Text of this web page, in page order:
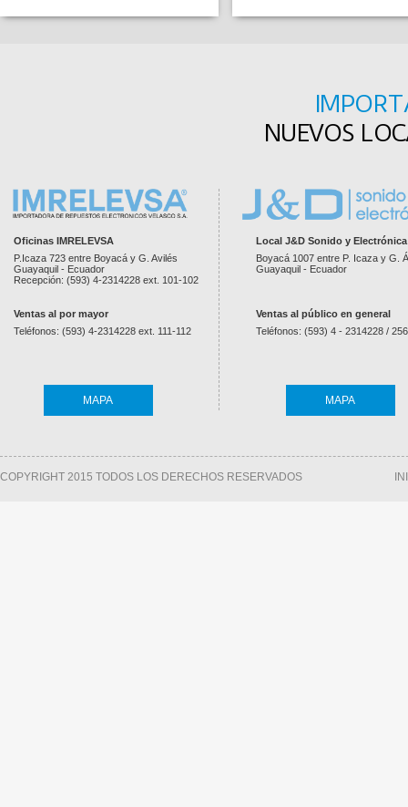
NUEVOS
Oficinas IMRELEVSA
P.Icaza 723 entre Boyacá y G. Avilés
Guayaquil - Ecuador
Recepción: (593) 4-2314228 ext. 101-102
Ventas al por mayor
Teléfonos: (593) 4-2314228 ext. 111-112
MAPA
Local J&D Sonido y Electrónica
Boyacá 1007 entre P. Icaza y G.
Guayaquil - Ecuador
Ventas al público en general
Teléfonos: (593) 4 - 2314228 /
MAPA
COPYRIGHT 2015 TODOS LOS DERECHOS RESERVADOS